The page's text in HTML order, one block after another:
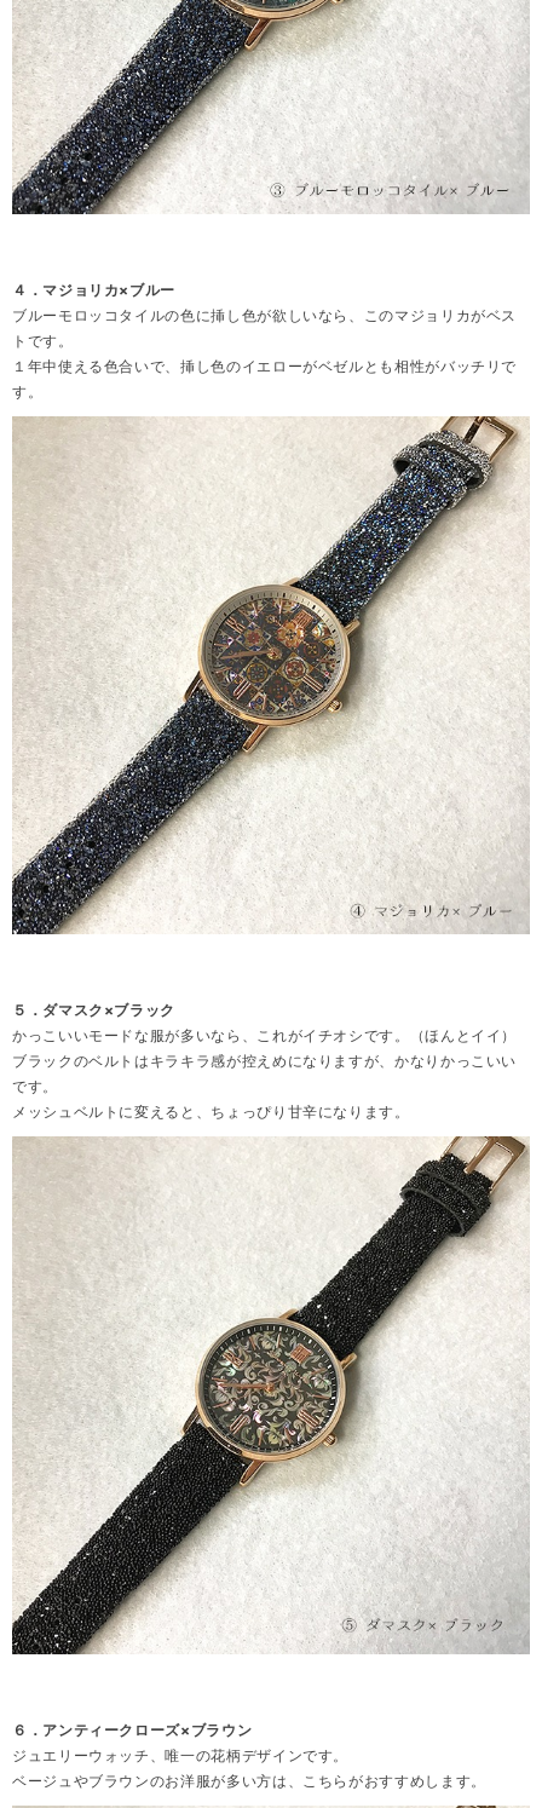
４．マジョリカ×ブルー
ブルーモロッコタイルの色に挿し色が欲しいなら、このマジョリカがベス
トです。
１年中使える色合いで、挿し色のイエローがベゼルとも相性がバッチリで
す。
５．ダマスク×ブラック
かっこいいモードな服が多いなら、これがイチオシです。（ほんとイイ）
ブラックのベルトはキラキラ感が控えめになりますが、かなりかっこいい
です。
メッシュベルトに変えると、ちょっぴり甘辛になります。
６．アンティークローズ×ブラウン
ジュエリーウォッチ、唯一の花柄デザインです。
ベージュやブラウンのお洋服が多い方は、こちらがおすすめします。